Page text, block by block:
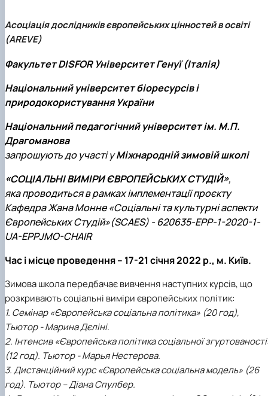
Асоціація дослідників європейських цінностей в освіті
(AREVE)
Факультет DISFOR Університет Генуї (Італія)
Національний університет біоресурсів і
природокористування України
Національний педагогічний університет ім. М.П.
Драгоманова
запрошують до участі уМіжнародній зимовій школі
«СОЦІАЛЬНІ ВИМІРИ ЄВРОПЕЙСЬКИХ СТУДІЙ»,
яка проводиться в рамках імплементації проєкту
Кафедра Жана Монне «Соціальні та культурні аспекти
Європейських Студій»(SCAES) - 620635-EPP-1-2020-1-
UA-EPPJMO-CHAIR
Час і місце проведення – 17-21 січня 2022 р., м. Київ.
Зимова школа передбачає вивчення наступних курсів, що
розкривають соціальні виміри європейських політик:
1. Семінар «Європейська соціальна політика» (20 год),
Тьютор - Марина Дєліні.
2. Інтенсив «Європейська політика соціальної
(12 год). Тьютор - Марья Нестерова.
3. Дистанційний курс «Європейська соціальна модель» (26
год). Тьютор – Діана Спулбер.